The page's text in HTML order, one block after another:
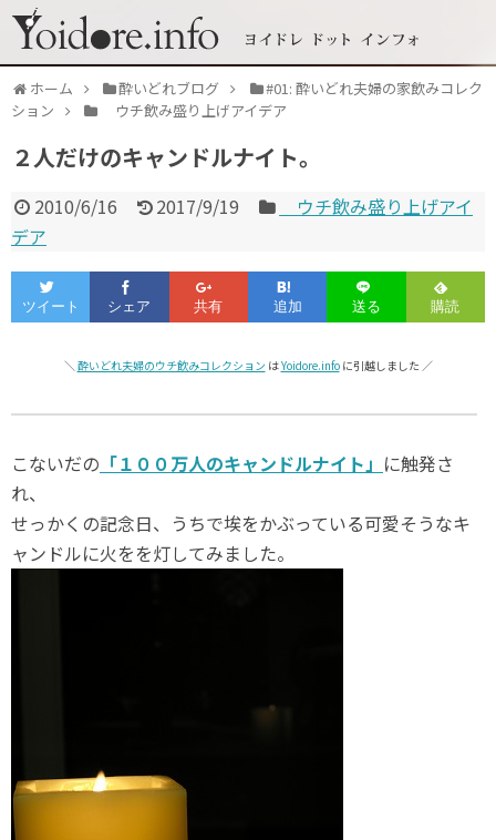
ホーム 酔いどれブログ
#01: 酔いどれ夫婦の家飲みコレク
ション
ウチ飲み盛り上げアイデア
２人だけのキャンドルナイト。
2010/6/16 2017/9/19
ウチ飲み盛り上げアイ
デア
＼ 酔いどれ夫婦のウチ飲みコレクション はYoidore.infoに引越しました ／
こないだの 「１００万人のキャンドルナイト」 に触発さ
れ、
せっかくの記念日、うちで埃をかぶっている可愛そうなキ
ャンドルに火をを灯してみました。